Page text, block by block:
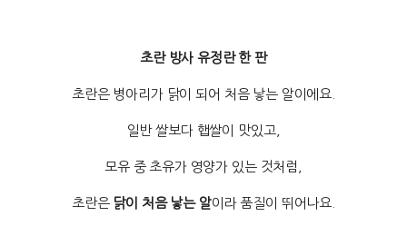
초란 방사 유정란 한 판
초란은 병아리가 닭이 되어 처음 낳는 알이에요.
일반 쌀보다 햅쌀이 맛있고,
모유 중 초유가 영양가 있는 것처럼,
초란은 닭이 처음 낳는 알이라 품질이 뛰어나요.